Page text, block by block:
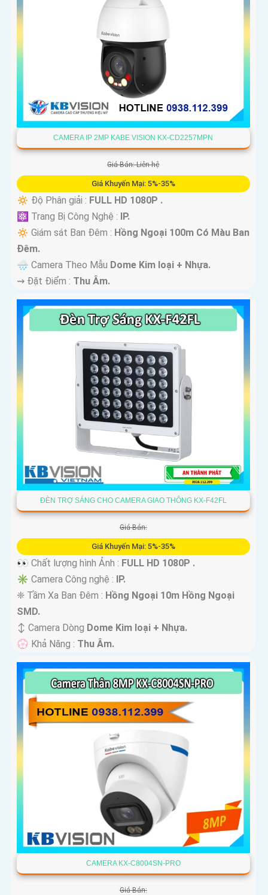
CAMERA IP 2MP KABE VISION KX-CD2257MPN
Giá Bán: Liên hệ
Giá Khuyến Mại: 5%-35%
🔅 Độ Phân giải : FULL HD 1080P .
⚛️ Trang Bị Công Nghệ : IP.
🔅 Giám sát Ban Đêm : Hồng Ngoại 100m Có Màu Ban
Ðêm.
🌧️ Camera Theo Mẫu Dome Kim loại + Nhựa.
️⇝ Đặt Điểm : Thu Âm.
ĐÈN TRỢ SÁNG CHO CAMERA GIAO THÔNG KX-F42FL
Giá Bán:
Giá Khuyến Mại: 5%-35%
️
👀 Chất lượng hình Ảnh : FULL HD 1080P .
✳️ Camera Công nghệ : IP.
❈ Tầm Xa Ban Đêm : Hồng Ngoại 10m Hồng Ngoại
SMD.
↕️ Camera Dòng Dome Kim loại + Nhựa.
️💮 Khả Năng : Thu Âm.
CAMERA KX-C8004SN-PRO
Giá Bán: